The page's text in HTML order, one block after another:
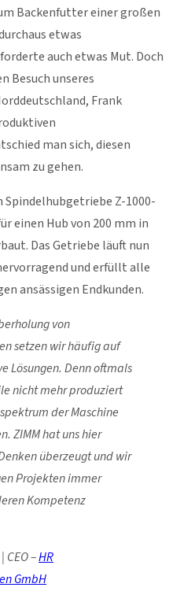
Backenfutter einer großen
etwas
auch etwas Mut. Doch
Besuch unseres
Frank
man sich, diesen
zu gehen.
Spindelhubgetriebe Z-1000-
einen Hub von 200 mm in
Das Getriebe läuft nun
und erfüllt alle
ansässigen Endkunden.
von
setzen wir häufig auf
Lösungen. Denn oftmals
nicht mehr produziert
der Maschine
ZIMM hat uns hier
überzeugt und wir
Projekten immer
Kompetenz
–HR
GmbH